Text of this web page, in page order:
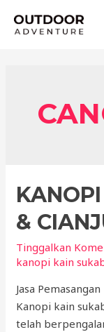
&
Tinggalkan
kanopi kain
Jasa
Kanopi kain
telah